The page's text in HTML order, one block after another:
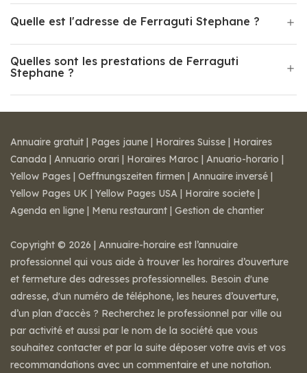
Quelle est l'adresse de Ferraguti Stephane ?
Quelles sont les prestations de Ferraguti
Stephane ?
Annuaire gratuit | Pages jaune | Horaires Suisse | Horaires
Canada | Annuario orari | Horaires Maroc | Anuario-horario |
Yellow Pages | Oeffnungszeiten firmen | Annuaire inversé |
Yellow Pages UK | Yellow Pages USA | Horaire societe |
Agenda en ligne | Menu restaurant | Gestion de chantier
Copyright © 2026 | Annuaire-horaire est l’annuaire
professionnel qui vous aide à trouver les horaires d’ouverture
et fermeture des adresses professionnelles. Besoin d'une
adresse, d'un numéro de téléphone, les heures d’ouverture,
d’un plan d'accès ? Recherchez le professionnel par ville ou
par activité et aussi par le nom de la société que vous
souhaitez contacter et par la suite déposer votre avis et vos
recommandations avec un commentaire et une notation.